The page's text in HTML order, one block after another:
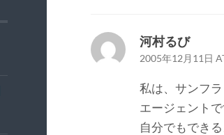
河村るび
2005年12月11日
私は、サンフ
エージェント
自分でもでき